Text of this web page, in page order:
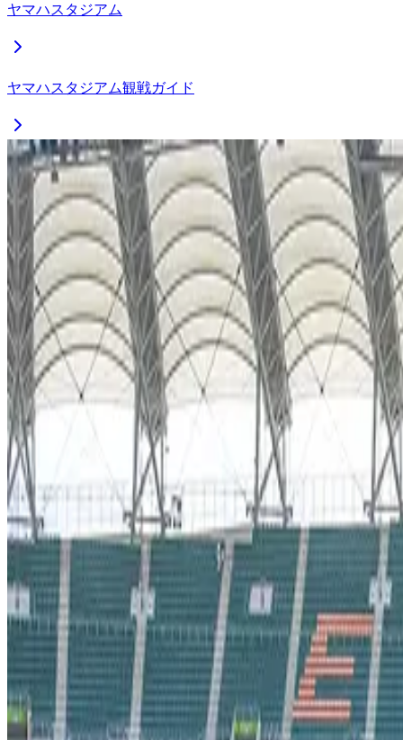
ヤマハスタジアム
ヤマハスタジアム観戦ガイド